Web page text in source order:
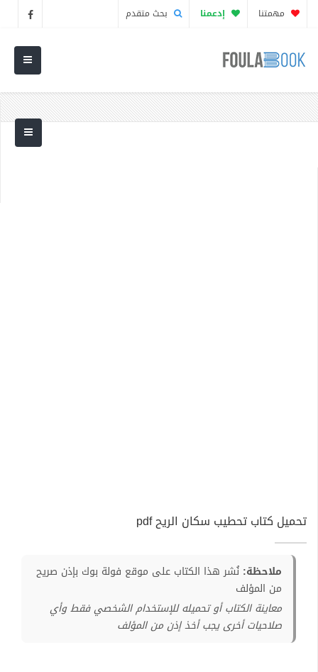
مهمتنا إدعمنا بحث متقدم
تحميل كتاب تحطيب سكان الريح pdf
ملاحظة: نُشر هذا الكتاب على موقع فولة بوك بإذن صريح
من المؤلف
معاينة الكتاب أو تحميله للإستخدام الشخصي فقط وأي
صلاحيات أخرى يجب أخذ إذن من المؤلف